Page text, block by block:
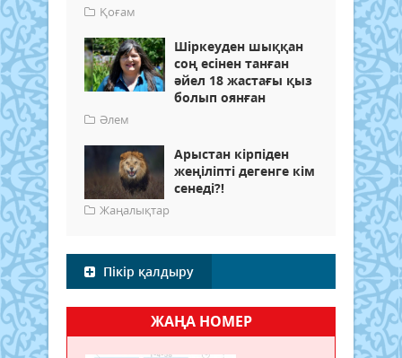
Қоғам
Шіркеуден шыққан
соң есінен танған
әйел 18 жастағы қыз
болып оянған
Әлем
Арыстан кірпіден
жеңіліпті дегенге кім
сенеді?!
Жаңалықтар
Пікір қалдыру
ЖАҢА НОМЕР